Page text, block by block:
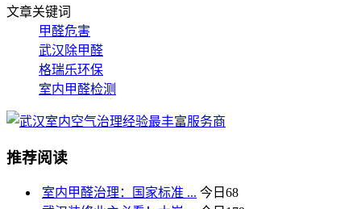
文章关键词
甲醛危害
武汉除甲醛
格瑞乐环保
室内甲醛检测
推荐阅读
室内甲醛治理：国家标准 ... 今日 68